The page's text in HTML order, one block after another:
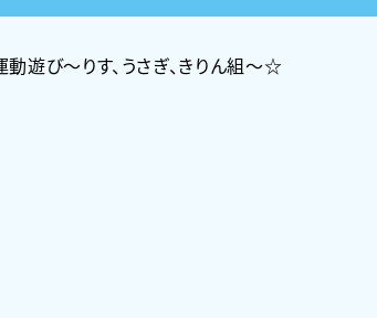
遊び～りす、うさぎ、きりん組～☆